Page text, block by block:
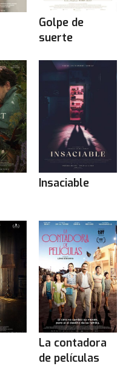
Golpe de
suerte
Insaciable
La contadora
de películas